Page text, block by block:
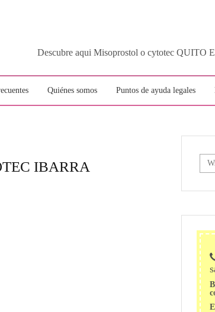
Descubre aqui Misoprostol o cytotec QUITO
Quiénes somos Puntos de ayuda legales
IBARRA